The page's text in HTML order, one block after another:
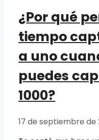
¿Por qué
tiempo
a uno
puedes
1000?
17 de septiembre de